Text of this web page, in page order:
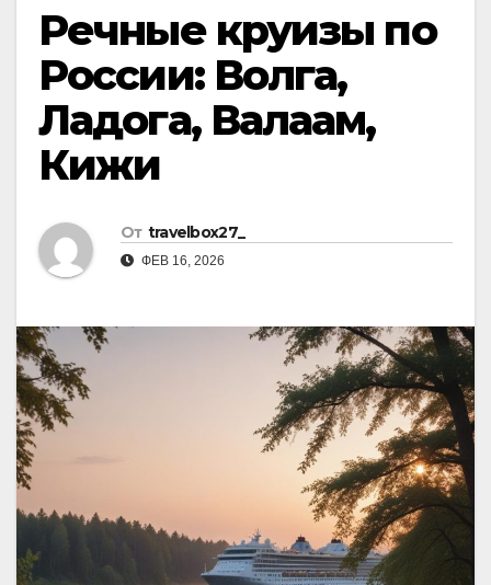
Речные круизы по
России: Волга,
Ладога, Валаам,
Кижи
От travelbox27_
ФЕВ 16, 2026